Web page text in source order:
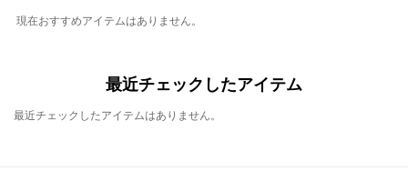
現在おすすめアイテムはありません。
最近チェックしたアイテム
最近チェックしたアイテムはありません。